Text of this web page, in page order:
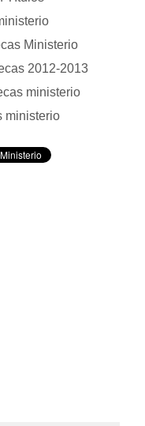
Ministerio
2012-2013
ministerio
ministerio